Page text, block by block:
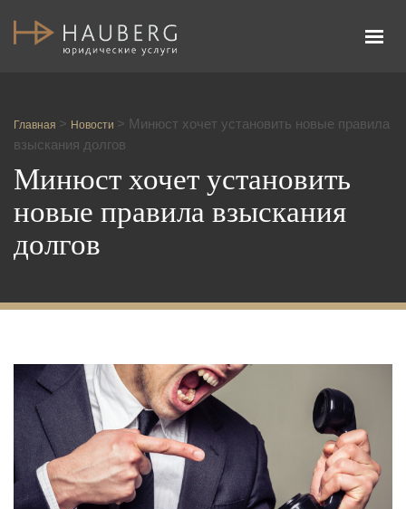
Адвокатское бюро Честь и Закон
Главная > Новости > Минюст хочет установить новые правила
взыскания долгов
Минюст хочет установить
новые правила взыскания
долгов